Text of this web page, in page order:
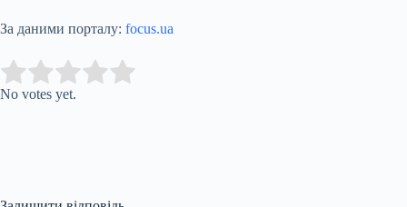
За даними порталу: focus.ua
Rate this item:
No votes yet.